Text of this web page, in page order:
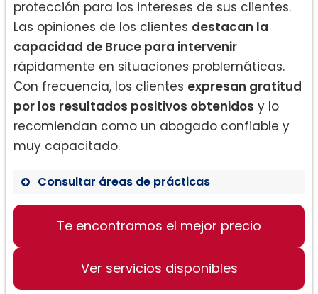
protección para los intereses de sus clientes.
Las opiniones de los clientes destacan la
capacidad de Bruce para intervenir
rápidamente en situaciones problemáticas.
Con frecuencia, los clientes expresan gratitud
por los resultados positivos obtenidos y lo
recomiendan como un abogado confiable y
muy capacitado.
Consultar áreas de prácticas
Derecho de Divorcio
Manejo de Conflictos de Propiedad
Te encontramos el mejor precio
Ver servicios disponibles